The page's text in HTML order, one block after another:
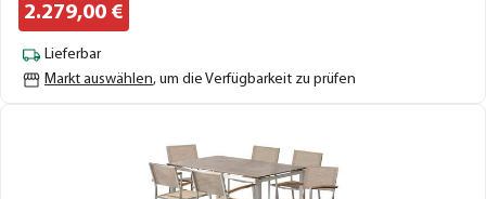
2.279,00 €
Lieferbar
Markt auswählen, um die Verfügbarkeit zu prüfen